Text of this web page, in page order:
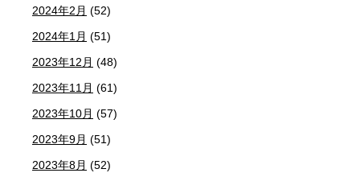
2024年2月 (52)
2024年1月 (51)
2023年12月 (48)
2023年11月 (61)
2023年10月 (57)
2023年9月 (51)
2023年8月 (52)